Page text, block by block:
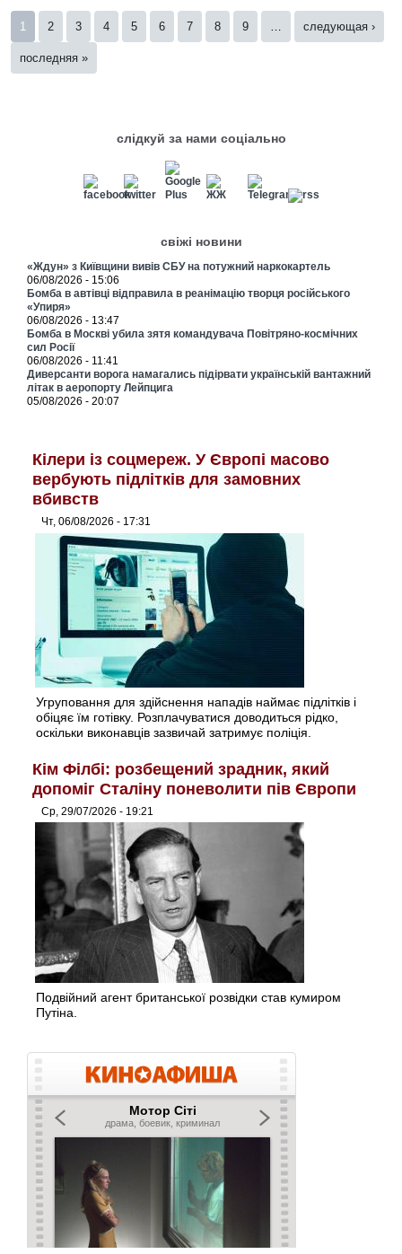
Страницы
1 2 3 4 5 6 7 8 9 … следующая ›
последняя »
слідкуй за нами соціально
свіжі новини
«Ждун» з Київщини вивів СБУ на потужний наркокартель
06/08/2026 - 15:06
Бомба в автівці відправила в реанімацію творця російського
«Упиря»
06/08/2026 - 13:47
Бомба в Москві убила зятя командувача Повітряно-космічних
сил Росії
06/08/2026 - 11:41
Диверсанти ворога намагались підірвати українській вантажний
літак в аеропорту Лейпцига
05/08/2026 - 20:07
Кілери із соцмереж. У Європі масово
вербують підлітків для замовних
вбивств
Чт, 06/08/2026 - 17:31
Угруповання для здійснення нападів наймає підлітків і
обіцяє їм готівку. Розплачуватися доводиться рідко,
оскільки виконавців зазвичай затримує поліція.
Кім Філбі: розбещений зрадник, який
допоміг Сталіну поневолити пів Європи
Ср, 29/07/2026 - 19:21
Подвійний агент британської розвідки став кумиром
Путіна.